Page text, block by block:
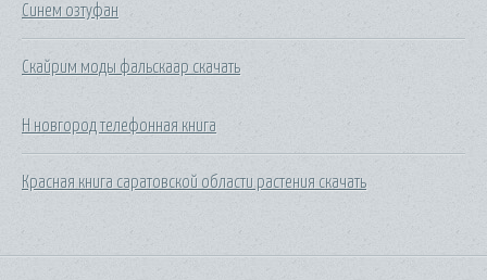
Синем озтуфан
Скайрим моды фальскаар скачать
Н новгород телефонная книга
Красная книга саратовской области растения скачать